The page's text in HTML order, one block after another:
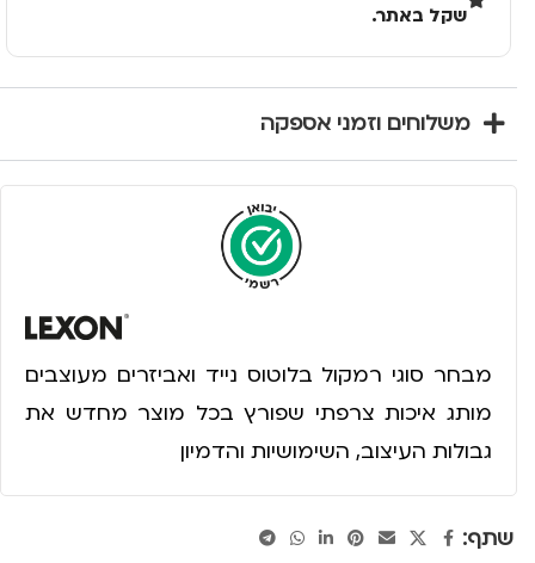
שקל באתר.
משלוחים וזמני אספקה
מבחר סוגי רמקול בלוטוס נייד ואביזרים מעוצבים
מותג איכות צרפתי שפורץ בכל מוצר מחדש את
גבולות העיצוב, השימושיות והדמיון
שתף: